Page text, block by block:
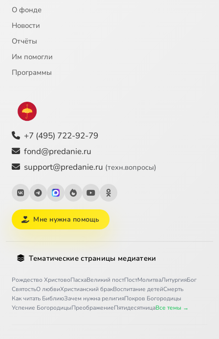
О фонде
Новости
Отчёты
Им помогли
Программы
+7 (495) 722-92-79
fond@predanie.ru
support@predanie.ru (техн.вопросы)
Мне нужна помощь
Тематические страницы медиатеки
Рождество ХристовоПасхаВеликий постПостМолитваЛитургияБог
СвятостьО любвиХристианский бракВоспитание детейСмерть
Как читать БиблиюЗачем нужна религияПокров Богородицы
Успение БогородицыПреображениеПятидесятницаВсе темы →